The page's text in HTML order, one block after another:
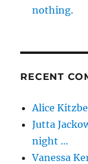
nothing.
RECENT
Alice
Jutta
night …
Vanessa